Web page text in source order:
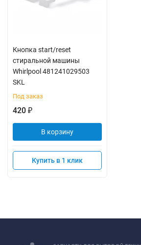
Кнопка start/reset
стиральной машины
Whirlpool 481241029503
SKL
Под заказ
420 ₽
В корзину
Купить в 1 клик